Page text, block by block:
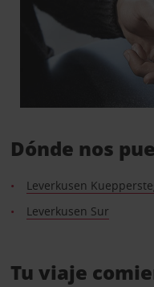
Dónde nos
Leverkusen
Leverkusen Sur
Tu viaje